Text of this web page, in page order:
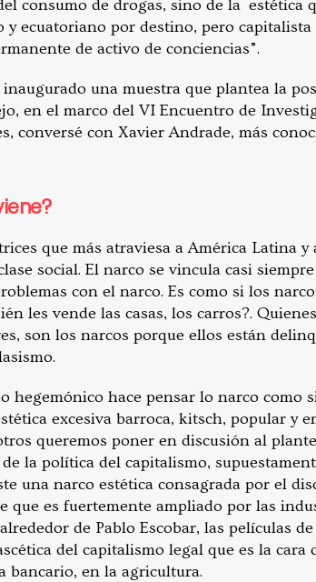
consumo de drogas, sino de la estética
y ecuatoriano por destino, pero capitalista
de activo de conciencias”.
una muestra que plantea la
en el marco del VI Encuentro de
conversé con Xavier Andrade, más
que más atraviesa a América Latina y
social. El narco se vincula casi
con el narco. Es como si los
les vende las casas, los carros?.
son los narcos porque ellos están
hegemónico hace pensar lo narco como
excesiva barroca, kitsch, popular y
queremos poner en discusión al
la política del capitalismo,
una narco estética consagrada por el
que es fuertemente ampliado por las
de Pablo Escobar, las películas
del capitalismo legal que es la cara
en la agricultura.